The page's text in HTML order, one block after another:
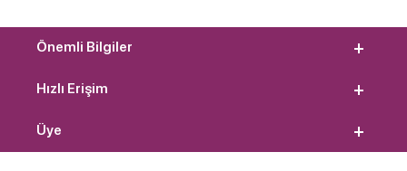
Önemli Bilgiler
Hızlı Erişim
Üye